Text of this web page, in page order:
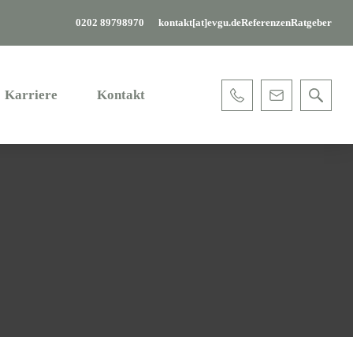
0202 89798970 kontakt[at]evgu.deReferenzenRatgeber
Karriere Kontakt